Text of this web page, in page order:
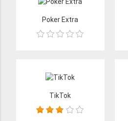
Poker Extra
TikTok